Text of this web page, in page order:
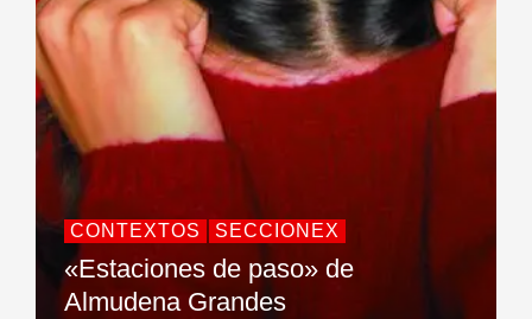
CONTEXTOS SECCIONEX
«Estaciones de paso» de
Almudena Grandes